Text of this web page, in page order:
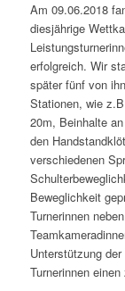
Am 09.06.2018
diesjährige
erfolgreich. Wir
später fünf von
Stationen, wie
20m, Beinhalte
den
verschiedenen
Beweglichkeit
Turnerinnen
Unterstützung
Turnerinnen